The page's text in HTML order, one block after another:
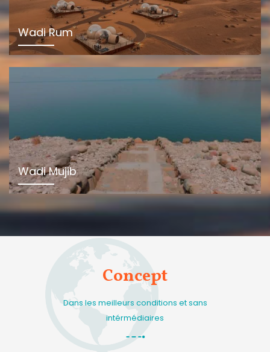
Wadi Rum
Wadi Mujib
Concept
Dans les meilleurs conditions et sans
intérmédiaires